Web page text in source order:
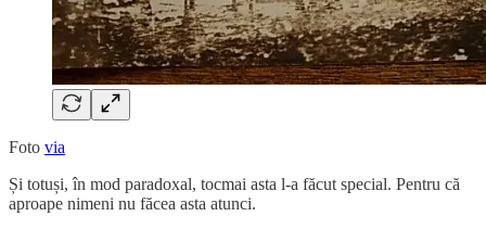
Foto via
Și totuși, în mod paradoxal, tocmai asta l-a făcut special. Pentru că
aproape nimeni nu făcea asta atunci.